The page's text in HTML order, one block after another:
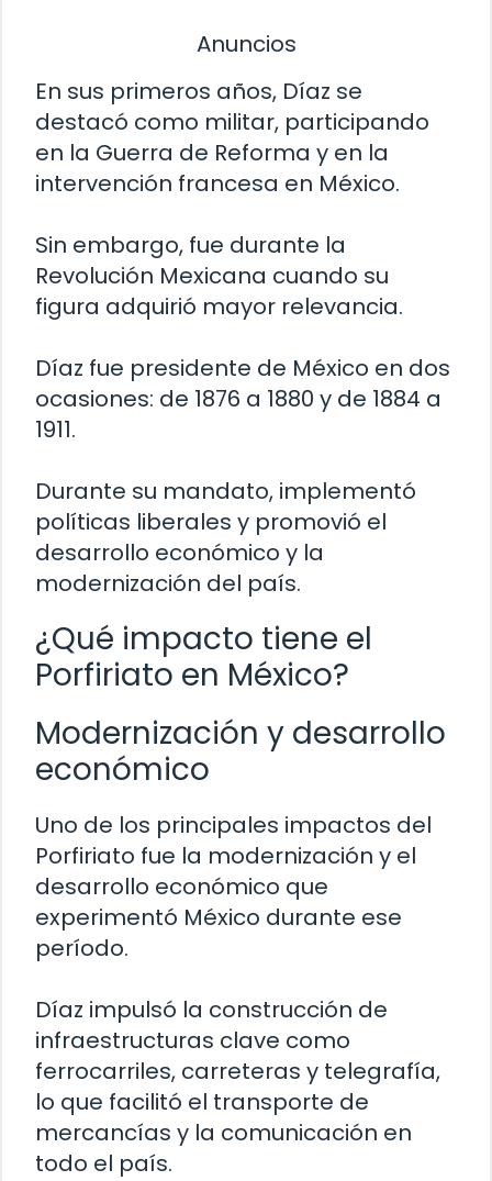
Anuncios
En sus primeros años, Díaz se
destacó como militar, participando
en la Guerra de Reforma y en la
intervención francesa en México.
Sin embargo, fue durante la
Revolución Mexicana cuando su
figura adquirió mayor relevancia.
Díaz fue presidente de México en dos
ocasiones: de 1876 a 1880 y de 1884 a
1911.
Durante su mandato, implementó
políticas liberales y promovió el
desarrollo económico y la
modernización del país.
¿Qué impacto tiene el
Porfiriato en México?
Modernización y desarrollo
económico
Uno de los principales impactos del
Porfiriato fue la modernización y el
desarrollo económico que
experimentó México durante ese
período.
Díaz impulsó la construcción de
infraestructuras clave como
ferrocarriles, carreteras y telegrafía,
lo que facilitó el transporte de
mercancías y la comunicación en
todo el país.